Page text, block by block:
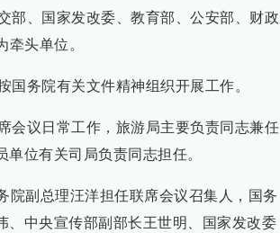
、国家发改委、教育部、公安部、财政
头单位。
务院有关文件精神组织开展工作。
议日常工作，旅游局主要负责同志兼任
位有关司局负责同志担任。
副总理汪洋担任联席会议召集人，国务
、中央宣传部副部长王世明、国家发改委